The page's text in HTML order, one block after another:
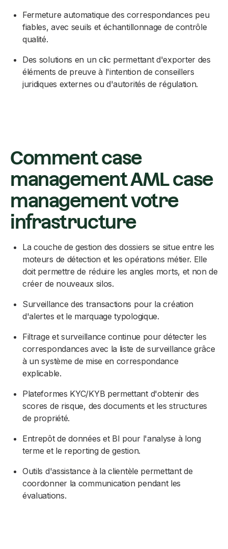
Fermeture automatique des correspondances peu
fiables, avec seuils et échantillonnage de contrôle
qualité.
Des solutions en un clic permettant d'exporter des
éléments de preuve à l'intention de conseillers
juridiques externes ou d'autorités de régulation.
Comment case
management AML case
management votre
infrastructure
La couche de gestion des dossiers se situe entre les
moteurs de détection et les opérations métier. Elle
doit permettre de réduire les angles morts, et non de
créer de nouveaux silos.
Surveillance des transactions pour la création
d'alertes et le marquage typologique.
Filtrage et surveillance continue pour détecter les
correspondances avec la liste de surveillance grâce
à un système de mise en correspondance
explicable.
Plateformes KYC/KYB permettant d'obtenir des
scores de risque, des documents et les structures
de propriété.
Entrepôt de données et BI pour l'analyse à long
terme et le reporting de gestion.
Outils d'assistance à la clientèle permettant de
coordonner la communication pendant les
évaluations.